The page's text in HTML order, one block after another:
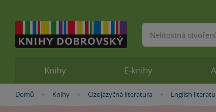
Nacházíte
Domů »
Knihy »
Cizojazyčná literatura »
English
Knihy E-knihy
Vyhledávání